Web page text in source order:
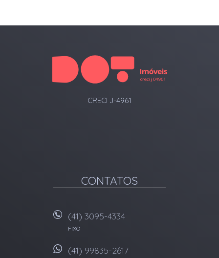
CRECI J-4961
CONTATOS
(41) 3095-4334
FIXO
(41) 99835-2617